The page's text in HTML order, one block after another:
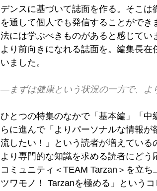
デンスに基づいて誌面を作る。そこ
を通して個人でも発信することがで
法には学ぶべきものがあると感じてい
より前向きになれる誌面を。編集長
いました。
―まずは健康という状況の一方で、よ
ひとつの特集のなかで「基本編」「
らに進んで「よりパーソナルな情報
流したい！」という読者が増えている
より専門的な知識を求める読者にど
コミュニティ＜TEAM Tarzan＞を立
ツワモノ！ Tarzanを極める」という